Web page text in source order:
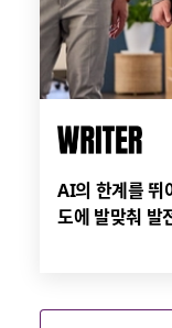
AI의 한계를 뛰
도에 발맞춰